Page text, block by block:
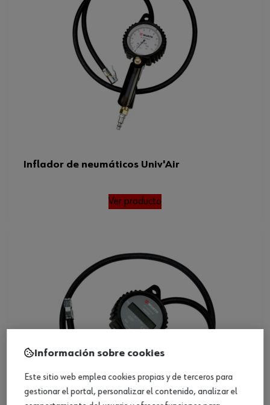
Inflador de neumáticos Univ'Air
Ver producto
Información sobre cookies
Este sitio web emplea cookies propias y de terceros para
gestionar el portal, personalizar el contenido, analizar el